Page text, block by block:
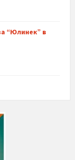
“Юлинек” в